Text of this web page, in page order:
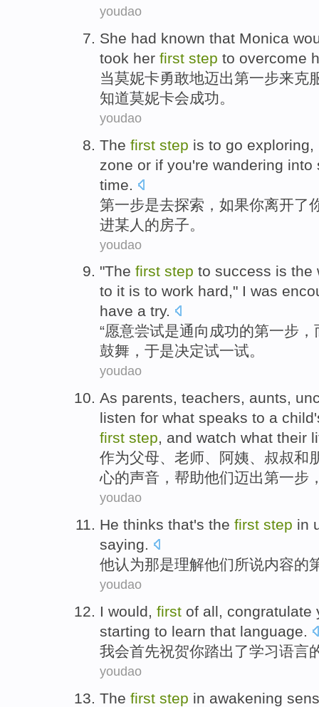
youdao
She had known that Monica
took her first step to overcome
当莫妮卡勇敢地迈出第一步来克
知道莫妮卡会成功。
youdao
The first step is to go
zone or if you're wandering
time.
第一步是去探索，如果你离开了
进某人的房子。
youdao
"The first step to success is the
to it is to work hard," I was
have a try.
“愿意尝试是通向成功的第一步
鼓舞，于是决定试一试。
youdao
As parents, teachers, aunts,
listen for what speaks to a
first step, and watch what their
作为父母、老师、阿姨、叔叔和
心的声音，帮助他们迈出第一步
youdao
He thinks that's the first step in
saying.
他认为那是理解他们所说内容的
youdao
I would, first of all, congratulate
starting to learn that language.
我会首先祝贺你踏出了学习语言
youdao
The first step in awakening